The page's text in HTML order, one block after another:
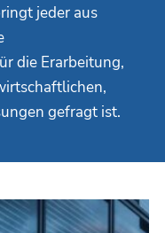
jeder aus
die Erarbeitung,
gefragt ist.